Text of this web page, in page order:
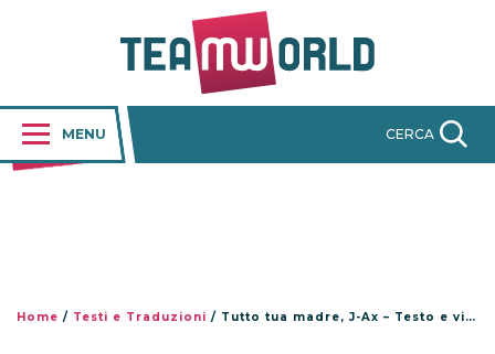
MENU CERCA
Home / Testi e Traduzioni / Tutto tua madre, J-Ax – Testo e video ufficiale